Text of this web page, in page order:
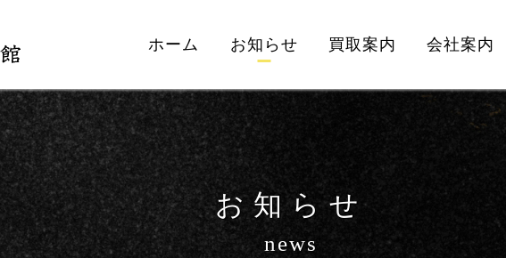
ホーム お知らせ 買取案内 会社案内
お知らせ
news